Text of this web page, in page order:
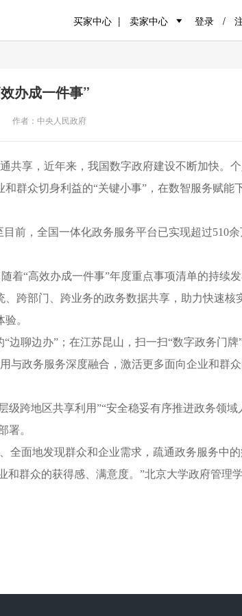
登录 /
买家中心 卖家中心
办成一件事”
作者：中央人民政府
共享，近年来，我国数字政府建设不断加快。
群众切身利益的“关键小事”，在数智服务赋能
前，全国一体化政务服务平台已实现超过510
着“高效办成一件事”年度重点事项清单的持续
跨部门、跨业务的政务数据共享，助力快速核
。
聊边办”；在江苏昆山，扫一扫“数字政务门牌
政务服务深度融合，激活更多面向企业和群
跨地区共享利用”“安全稳妥有序推进政务领域
署。
全面地发现群众和企业需求，疏通政务服务中
和群众的获得感、满意度。”北京大学政府管理